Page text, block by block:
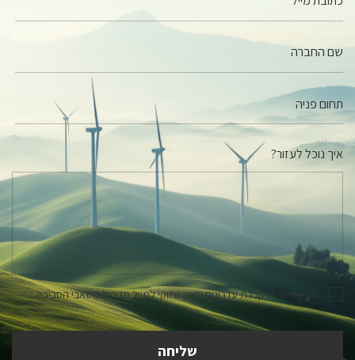
שם החברה
איך נוכל לעזור?
אני מאשר.ת קבלת עדכונים ותוכן שיווקי למייל מניהול משאבי הסביבה